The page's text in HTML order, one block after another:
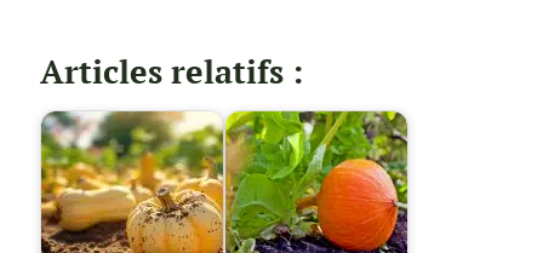
Articles relatifs :